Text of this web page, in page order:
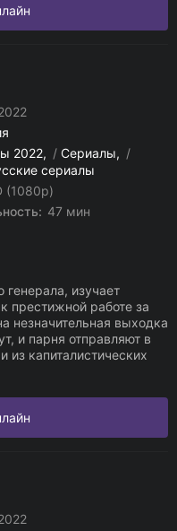
2022 / Сериалы
/
сериалы
(1080p)
47 мин
генерала, изучает
престижной работе за
незначительная выходка
и парня отправляют в
из капиталистических